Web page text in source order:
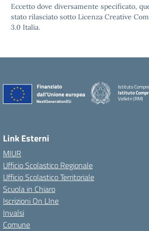
Eccetto dove diversamente specificato,
stato rilasciato sotto Licenza Creative
3.0 Italia.
Istituto
Istituto
Velletri (RM)
Link Esterni
MIUR
Ufficio Scolastico Regionale
Ufficio Scolastico Territoriale
Scuola in Chiaro
Iscrizioni On LIne
Invalsi
Comune